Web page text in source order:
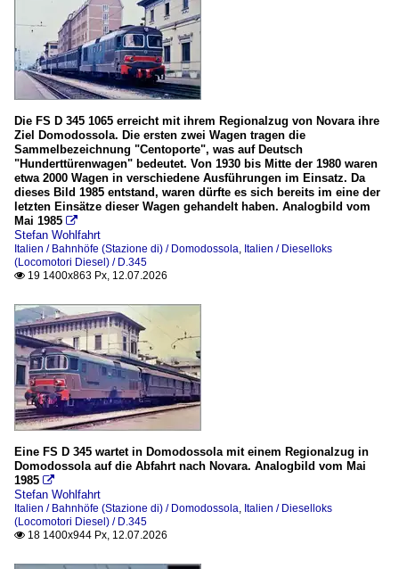
E-Loks (Locomotiva elettrica)
E.424
E.444
E.464 (TRAXX P160 DCP)
E.484 (TRAXX F140 MS2)
E.632 / E.633
E.652 (Tigre / Tiger)
Privatbahnen
FMN (heute trenord)
Ferrovia Genova–Casella (FGC)
Vigezzina / Centovallibahn (SSiF und FART)
Strecken
Domodossola – Mailand (RFI 23)
Domodossola - Novara (RFI 14)
Simplon Südrampe (Iselle - Domodossola)
Triebzüge
ALe 501 / Le 220 / ALe 502 (ME - Minuetto Elettrico)
Die FS D 345 1065 erreicht mit ihrem Regionalzug von Novara ihre
Ziel Domodossola. Die ersten zwei Wagen tragen die
Sammelbezeichnung "Centoporte", was auf Deutsch
"Hunderttürenwagen" bedeutet. Von 1930 bis Mitte der 1980 waren
etwa 2000 Wagen in verschiedene Ausführungen im Einsatz. Da
dieses Bild 1985 entstand, waren dürfte es sich bereits im eine der
letzten Einsätze dieser Wagen gehandelt haben. Analogbild vom
Mai 1985 
Stefan Wohlfahrt
Italien / Bahnhöfe (Stazione di) / Domodossola, Italien / Dieselloks
(Locomotori Diesel) / D.345
 19 1400x863 Px, 12.07.2026
Eine FS D 345 wartet in Domodossola mit einem Regionalzug in
Domodossola auf die Abfahrt nach Novara. Analogbild vom Mai
1985 
Stefan Wohlfahrt
Italien / Bahnhöfe (Stazione di) / Domodossola, Italien / Dieselloks
(Locomotori Diesel) / D.345
 18 1400x944 Px, 12.07.2026